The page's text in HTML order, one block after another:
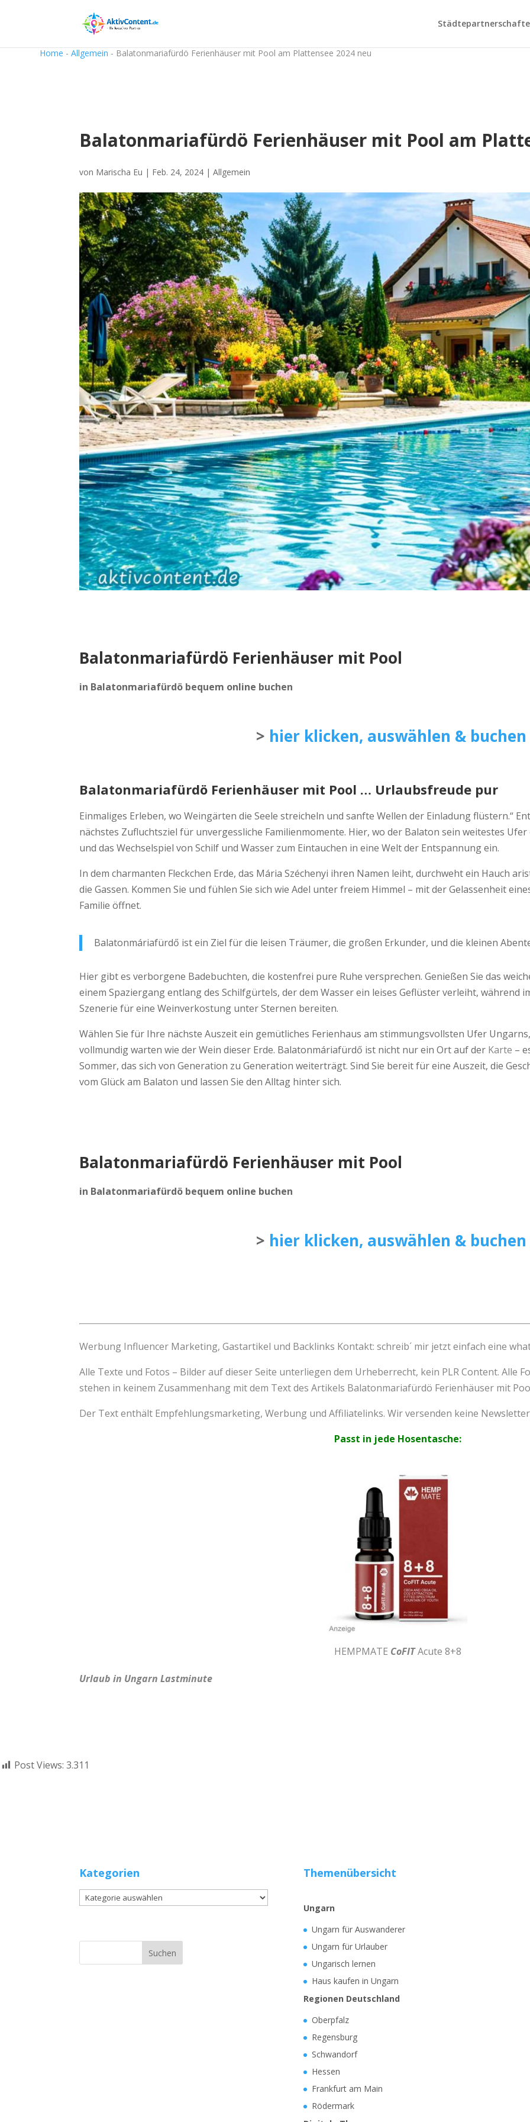
Home -Allgemein - Balatonmariafürdö Ferienhäuser mit Pool am Plattensee 2024 neu
Balatonmariafürdö Ferienhäuser mit Pool am
von Marischa Eu | Feb. 24, 2024 |Allgemein
Balatonmariafürdö Ferienhäuser mit Pool
in Balatonmariafürdö bequem online buchen
> hier klicken, auswählen & buchen
Balatonmariafürdö Ferienhäuser mit Pool … Urlaubsfreude pur
Einmaliges Erleben, wo Weingärten die Seele streicheln und sanfte Wellen der Einladung flüstern.“
nächstes Zufluchtsziel für unvergessliche Familienmomente. Hier, wo der Balaton sein weitestes
und das Wechselspiel von Schilf und Wasser zum Eintauchen in eine Welt der Entspannung ein.
In dem charmanten Fleckchen Erde, das Mária Széchenyi ihren Namen leiht, durchweht ein Hauch
die Gassen. Kommen Sie und fühlen Sie sich wie Adel unter freiem Himmel – mit der Gelassenheit
Familie öffnet.
Balatonmáriafürdő ist ein Ziel für die leisen Träumer, die großen Erkunder, und die kleinen
Hier gibt es verborgene Badebuchten, die kostenfrei pure Ruhe versprechen. Genießen Sie das
einem Spaziergang entlang des Schilfgürtels, der dem Wasser ein leises Geflüster verleiht, während
Szenerie für eine Weinverkostung unter Sternen bereiten.
Wählen Sie für Ihre nächste Auszeit ein gemütliches Ferienhaus am stimmungsvollsten Ufer
vollmundig warten wie der Wein dieser Erde. Balatonmáriafürdő ist nicht nur ein Ort auf der Karte –
Sommer, das sich von Generation zu Generation weiterträgt. Sind Sie bereit für eine Auszeit, die
vom Glück am Balaton und lassen Sie den Alltag hinter sich.
Balatonmariafürdö Ferienhäuser mit Pool
in Balatonmariafürdö bequem online buchen
> hier klicken, auswählen & buchen
Werbung Influencer Marketing,Gastartikel und Backlinks Kontakt: schreib´ mir jetzt einfach eine
Alle Texte und Fotos – Bilder auf dieser Seite unterliegen dem Urheberrecht, kein PLR Content. Alle
stehen in keinem Zusammenhang mit dem Text des Artikels Balatonmariafürdö Ferienhäuser mit
Der Text enthält Empfehlungsmarketing, Werbung und Affiliatelinks. Wir versenden keine
Passt in jede Hosentasche:
HEMPMATE CoFITAcute 8+8
Urlaub in Ungarn Lastminute
Post Views: 3.311
Kategorien
Kategorien
Themenübersicht
Ungarn
Ungarn für Auswanderer
Ungarn für Urlauber
Ungarisch lernen
Haus kaufen in Ungarn
Regionen Deutschland
Oberpfalz
Regensburg
Schwandorf
Hessen
Frankfurt am Main
Rödermark